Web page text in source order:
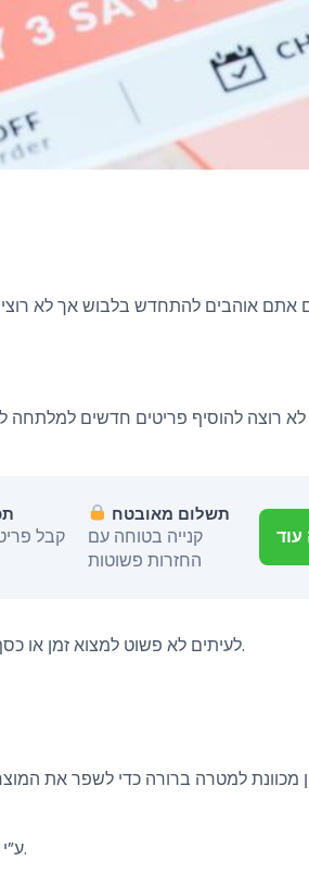
אתם אוהבים להתחדש בלבוש אך לא
לא רוצה להוסיף פריטים חדשים למלתחה
קבל
תשלום מאובטח
קנייה בטוחה עם
החזרות פשוטות
לעיתים לא פשוט למצוא זמן או כסף לשדרג את המלתחה, אך תוכנית “התנסות חינם” של שיין מציעה פתרון פשוט ויעיל.
מכוונת למטרה ברורה כדי לשפר את
ע”י כתיבת ביקורות על הפריטים, תסייעו למשתמשים אחרים בקבלת החלטות מושכלות.